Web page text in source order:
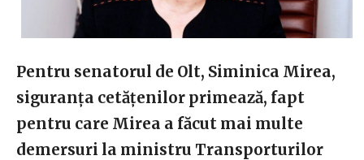
Pentru senatorul de Olt, Siminica Mirea,
siguranţa cetăţenilor primează, fapt
pentru care Mirea a făcut mai multe
demersuri la ministru Transporturilor